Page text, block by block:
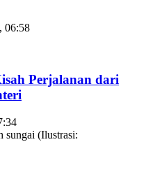
06:58
Perjalanan dari